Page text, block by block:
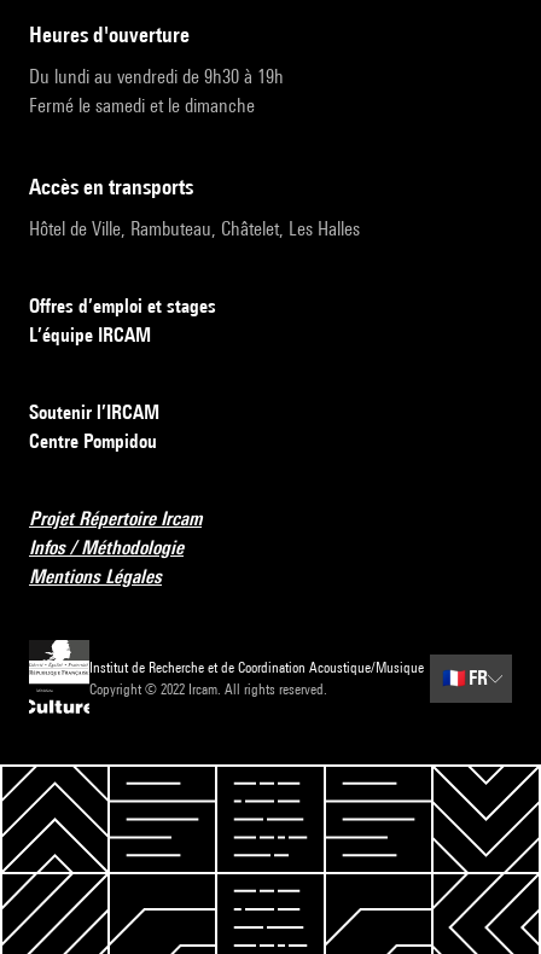
heures d'ouverture
Du lundi au vendredi de 9h30 à 19h
Fermé le samedi et le dimanche
accès en transports
Hôtel de Ville, Rambuteau, Châtelet, Les Halles
Offres d’emploi et stages
L’équipe IRCAM
Soutenir l’IRCAM
Centre Pompidou
Projet Répertoire Ircam
Infos / Méthodologie
Mentions Légales
Institut de Recherche et de Coordination Acoustique/Musique
Copyright © 2022 Ircam. All rights reserved.
🇫🇷 FR